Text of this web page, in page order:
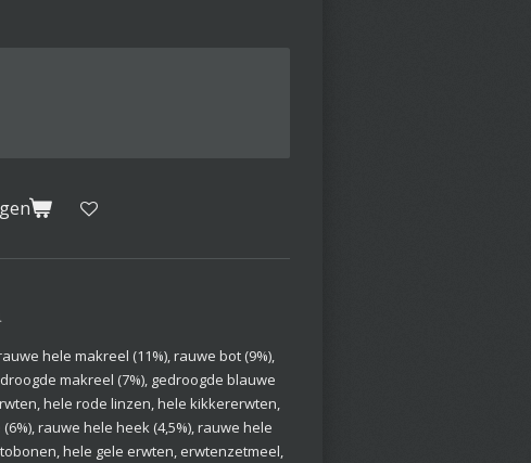
hele makreel (11%), rauwe bot (9%),
makreel (7%), gedroogde blauwe
hele rode linzen, hele kikkererwten,
rauwe hele heek (4,5%), rauwe hele
hele gele erwten, erwtenzetmeel,